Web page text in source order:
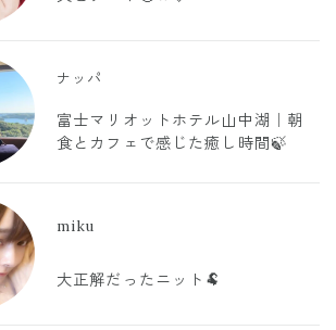
ナッパ
富士マリオットホテル山中湖｜朝
食とカフェで感じた癒し時間🍃
miku
大正解だったニット🐏